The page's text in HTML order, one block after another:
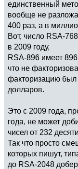
единственный
вообще не
400 раз, а в
Вот, число RSA-
в 2009 году,
RSA-896 имеет
что не
факторизацию
долларов.
Это с 2009 года,
года, не может
чисел от 232
Так что просто
которых пишут,
до RSA-2048